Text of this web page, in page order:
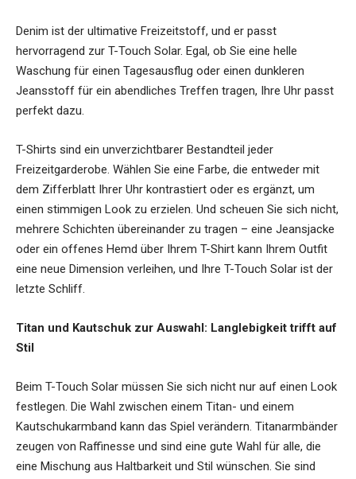
Denim ist der ultimative Freizeitstoff, und er passt
hervorragend zur T-Touch Solar. Egal, ob Sie eine helle
Waschung für einen Tagesausflug oder einen dunkleren
Jeansstoff für ein abendliches Treffen tragen, Ihre Uhr passt
perfekt dazu.
T-Shirts sind ein unverzichtbarer Bestandteil jeder
Freizeitgarderobe. Wählen Sie eine Farbe, die entweder mit
dem Zifferblatt Ihrer Uhr kontrastiert oder es ergänzt, um
einen stimmigen Look zu erzielen. Und scheuen Sie sich nicht,
mehrere Schichten übereinander zu tragen – eine Jeansjacke
oder ein offenes Hemd über Ihrem T-Shirt kann Ihrem Outfit
eine neue Dimension verleihen, und Ihre T-Touch Solar ist der
letzte Schliff.
Titan und Kautschuk zur Auswahl: Langlebigkeit trifft auf
Stil
Beim T-Touch Solar müssen Sie sich nicht nur auf einen Look
festlegen. Die Wahl zwischen einem Titan- und einem
Kautschukarmband kann das Spiel verändern. Titanarmbänder
zeugen von Raffinesse und sind eine gute Wahl für alle, die
eine Mischung aus Haltbarkeit und Stil wünschen. Sie sind